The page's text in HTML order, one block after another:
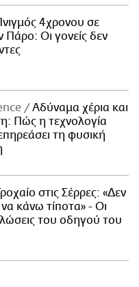
4χρονου σε
Πάρο: Οι γονείς δεν
Αδύναμα χέρια και
Πώς η τεχνολογία
τη φυσική
στις Σέρρες: «Δεν
κάνω τίποτα» - Οι
του οδηγού του